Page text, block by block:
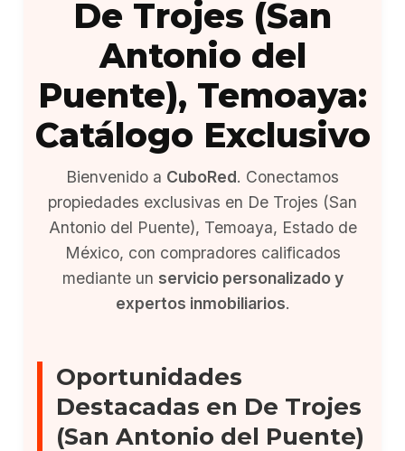
De Trojes (San
Antonio del
Puente), Temoaya:
Catálogo Exclusivo
Bienvenido a CuboRed. Conectamos
propiedades exclusivas en De Trojes (San
Antonio del Puente), Temoaya, Estado de
México, con compradores calificados
mediante un servicio personalizado y
expertos inmobiliarios.
Oportunidades
Destacadas en De Trojes
(San Antonio del Puente)